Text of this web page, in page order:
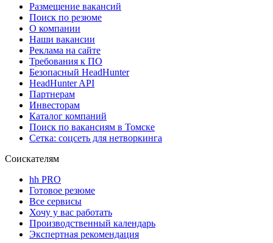
Размещение вакансий
Поиск по резюме
О компании
Наши вакансии
Реклама на сайте
Требования к ПО
Безопасный HeadHunter
HeadHunter API
Партнерам
Инвесторам
Каталог компаний
Поиск по вакансиям в Томске
Сетка: соцсеть для нетворкинга
Соискателям
hh PRO
Готовое резюме
Все сервисы
Хочу у вас работать
Производственный календарь
Экспертная рекомендация